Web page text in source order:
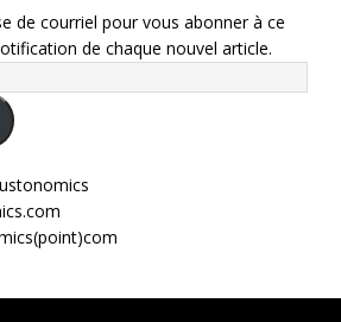
de courriel pour vous abonner à ce
de chaque nouvel article.